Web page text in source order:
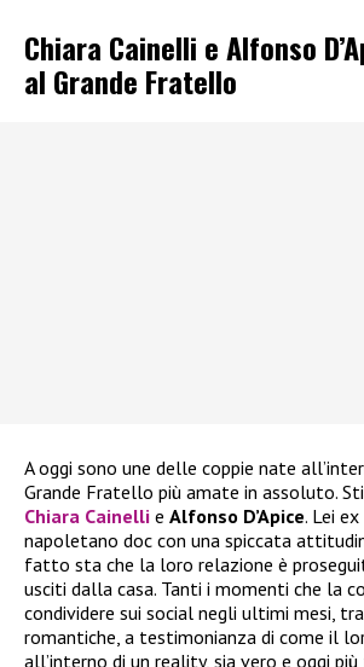
Chiara Cainelli e Alfonso
al Grande Fratello
A oggi sono une delle coppie nate
Grande Fratello più amate in assoluto.
Chiara Cainelli e Alfonso D’Apice. Lei
napoletano doc con una spiccata
fatto sta che la loro relazione è
usciti dalla casa. Tanti i momenti che la
condividere sui social negli ultimi mesi,
romantiche, a testimonianza di come il
all’interno di un reality, sia vero e oggi